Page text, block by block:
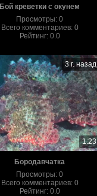
Бой креветки с окунем
Просмотры:0
Всего комментариев: 0
Рейтинг: 0.0
3 г. назад
1:23
Бородавчатка
Просмотры:0
Всего комментариев: 0
Рейтинг: 0.0